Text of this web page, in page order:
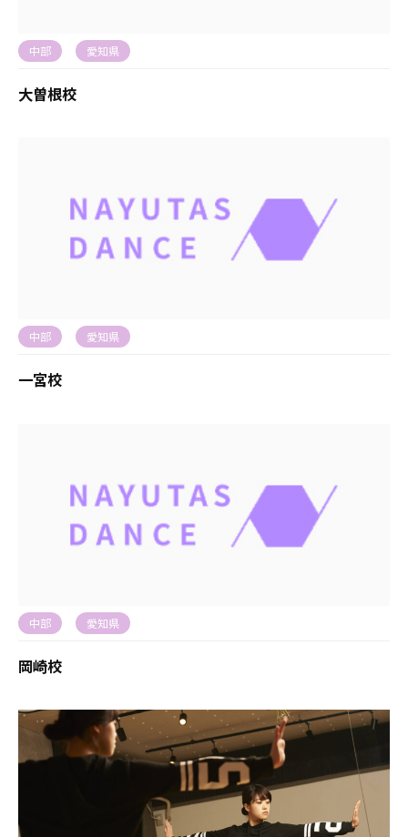
中部 愛知県
大曽根校
中部 愛知県
一宮校
中部 愛知県
岡崎校